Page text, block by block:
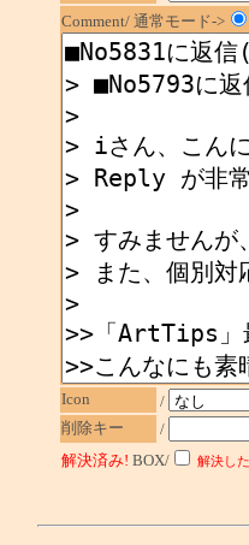
Comment/ 通常モード->
Icon /
削除キー /
解決済み! BOX/ 解決し